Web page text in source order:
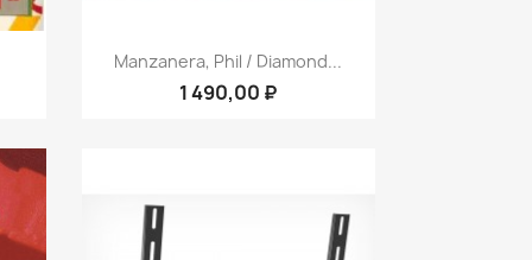
Быстрый просмотр
Manzanera, Phil / Diamond...
1 490,00 ₽